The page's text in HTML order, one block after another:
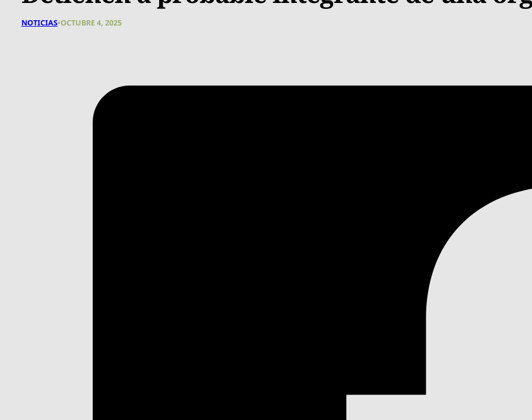
NOTICIAS•OCTUBRE 4, 2025